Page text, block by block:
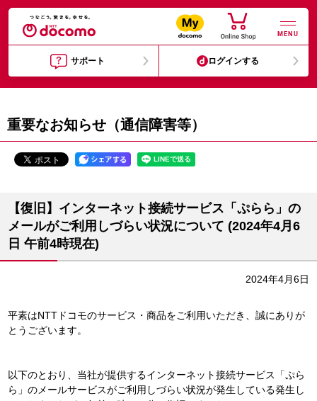
MENU
サポート ログインする
重要なお知らせ（通信障害等）
【復旧】インターネット接続サービス「ぷらら」の
メールがご利用しづらい状況について (2024年4月6
日 午前4時現在)
2024年4月6日
平素はNTTドコモのサービス・商品をご利用いただき、誠にありが
とうございます。
以下のとおり、当社が提供するインターネット接続サービス「ぷら
ら」のメールサービスがご利用しづらい状況が発生している発生し